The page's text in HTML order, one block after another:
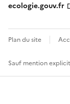
ecologie.gouv.fr
Plan du site
Sauf mention